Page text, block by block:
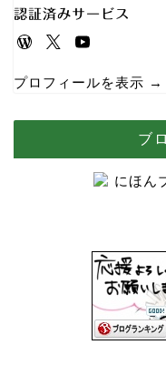
認証済みサービス
プロフィールを表示 →
ブ